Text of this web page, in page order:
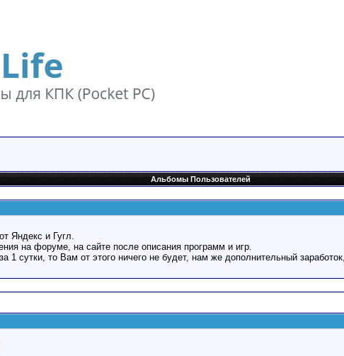
Альбомы Пользователей
Яндекс и Гугл.
на форуме, на сайте после описания программ и игр.
1 сутки, то Вам от этого ничего не будет, нам же дополнительный